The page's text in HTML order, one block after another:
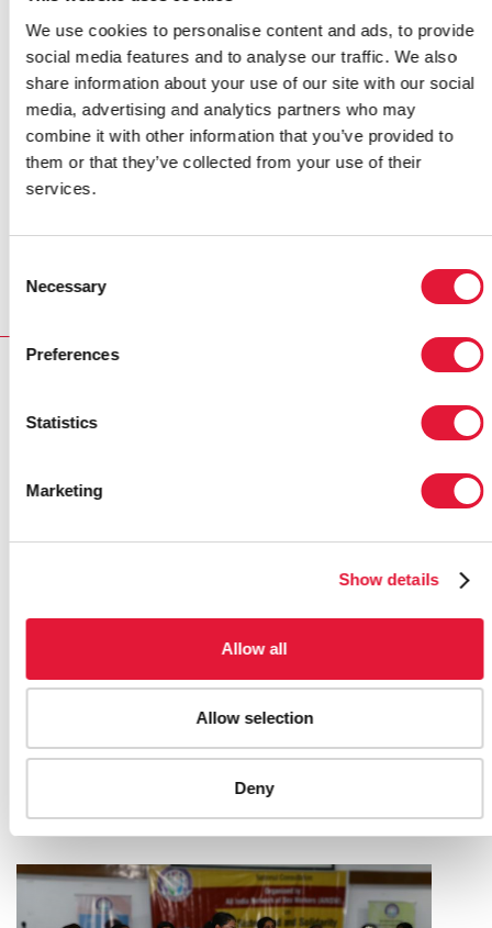
We use cookies to personalise content and ads, to provide
social media features and to analyse our traffic. We also
share information about your use of our site with our social
media, advertising and analytics partners who may
combine it with other information that you’ve provided to
them or that they’ve collected from your use of their
services.
Selection
Necessary
Preferences
Statistics
Marketing
Show details
Allow all
Allow selection
Deny
Sukhhvinder Kaur afirmó: "Me diagnosticaron el VIH
cuando estaba embarazada. Mi familia política nos
abandonaron a mí y a mi bebé, y ahora vivo con mis
padres y no tengo ningún apoyo económico. Si la
gente fuera más consciente del VIH, quizá, la sociedad
no nos rechazaría a mi hijo y a mí."
el VIH en India, uno de los países con el mayor índice
de personas infectadas por el VIH a escala mundial.
SEEKING JUSTICE FOR HIV-RELATED
DISCRIMINATION IN THE WORKPLACE
18 DE DICIEMBRE DE 2023